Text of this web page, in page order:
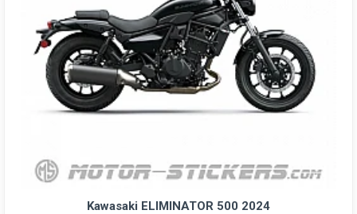
Kawasaki ELIMINATOR 500 2024